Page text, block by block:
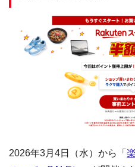
2026年3月4日（水）から「